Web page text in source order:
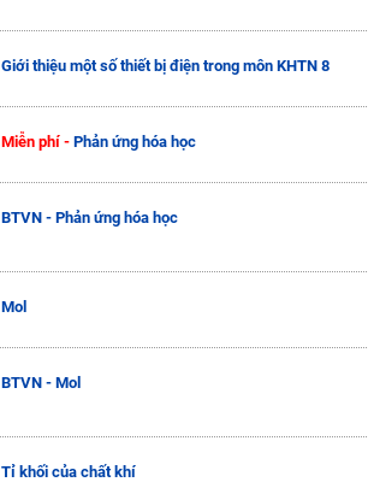
Giới thiệu một số thiết bị điện trong môn KHTN 8
Miễn phí - Phản ứng hóa học
BTVN - Phản ứng hóa học
Mol
BTVN - Mol
Tỉ khối của chất khí